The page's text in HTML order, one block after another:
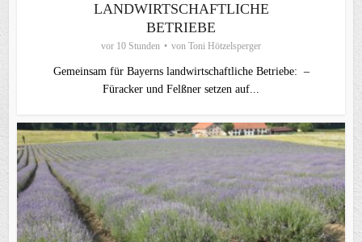
LANDWIRTSCHAFTLICHE
BETRIEBE
vor 10 Stunden von Toni Hötzelsperger
Gemeinsam für Bayerns landwirtschaftliche Betriebe: –
Füracker und Felßner setzen auf...